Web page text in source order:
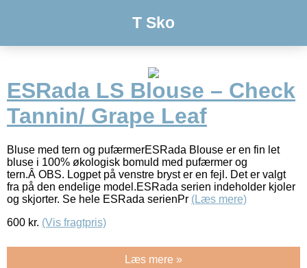
T Sko
ESRada LS Blouse – Check
Tannin/ Grape Leaf
Bluse med tern og pufærmerESRada Blouse er en fin let
bluse i 100% økologisk bomuld med pufærmer og
tern.Â OBS. Logpet på venstre bryst er en fejl. Det er valgt
fra på den endelige model.ESRada serien indeholder kjoler
og skjorter. Se hele ESRada serienPr (Læs mere)
600 kr. (Vis fragtpris)
Læs mere »